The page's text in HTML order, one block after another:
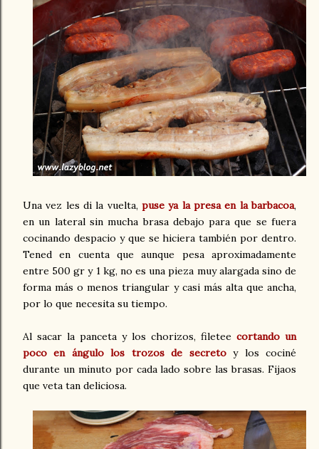
Una vez les di la vuelta, puse ya la presa en la barbacoa,
en un lateral sin mucha brasa debajo para que se fuera
cocinando despacio y que se hiciera también por dentro.
Tened en cuenta que aunque pesa aproximadamente
entre 500 gr y 1 kg, no es una pieza muy alargada sino de
forma más o menos triangular y casi más alta que ancha,
por lo que necesita su tiempo.
Al sacar la panceta y los chorizos, filetee cortando un
poco en ángulo los trozos de secretoy los cociné
durante un minuto por cada lado sobre las brasas. Fijaos
que veta tan deliciosa.